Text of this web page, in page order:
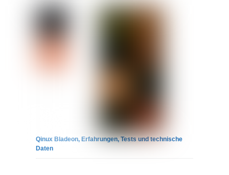
Qinux Bladeon, Erfahrungen, Tests und technische
Daten